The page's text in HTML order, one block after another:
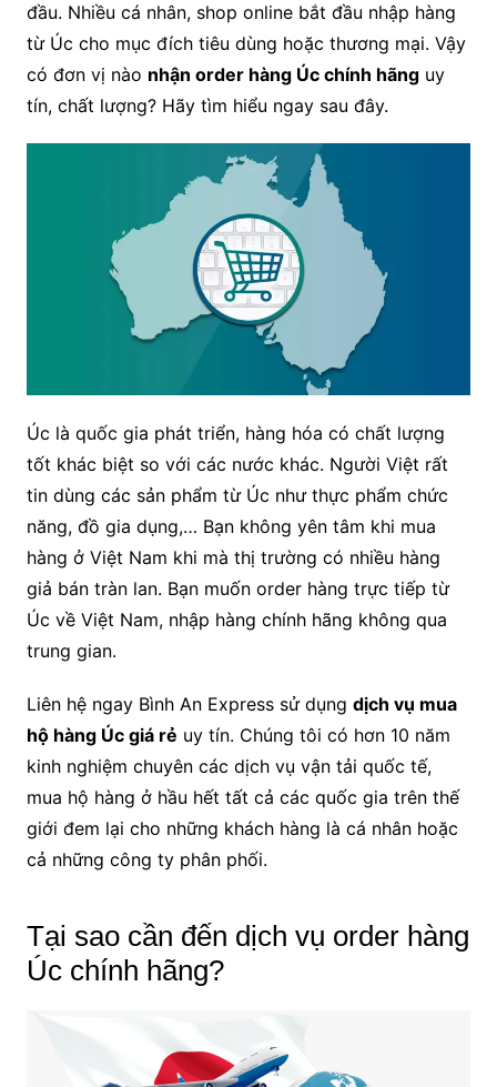
đầu. Nhiều cá nhân, shop online bắt đầu nhập hàng
từ Úc cho mục đích tiêu dùng hoặc thương mại. Vậy
có đơn vị nào nhận order hàng Úc chính hãnguy
tín, chất lượng? Hãy tìm hiểu ngay sau đây.
Úc là quốc gia phát triển, hàng hóa có chất lượng
tốt khác biệt so với các nước khác. Người Việt rất
tin dùng các sản phẩm từ Úc như thực phẩm chức
năng, đồ gia dụng,… Bạn không yên tâm khi mua
hàng ở Việt Nam khi mà thị trường có nhiều hàng
giả bán tràn lan. Bạn muốn order hàng trực tiếp từ
Úc về Việt Nam, nhập hàng chính hãng không qua
trung gian.
Liên hệ ngay Bình An Express sử dụng dịch vụ mua
hộ hàng Úc giá rẻ uy tín. Chúng tôi có hơn 10 năm
kinh nghiệm chuyên các dịch vụ vận tải quốc tế,
mua hộ hàng ở hầu hết tất cả các quốc gia trên thế
giới đem lại cho những khách hàng là cá nhân hoặc
cả những công ty phân phối.
Tại sao cần đến dịch vụ order hàng
Úc chính hãng?